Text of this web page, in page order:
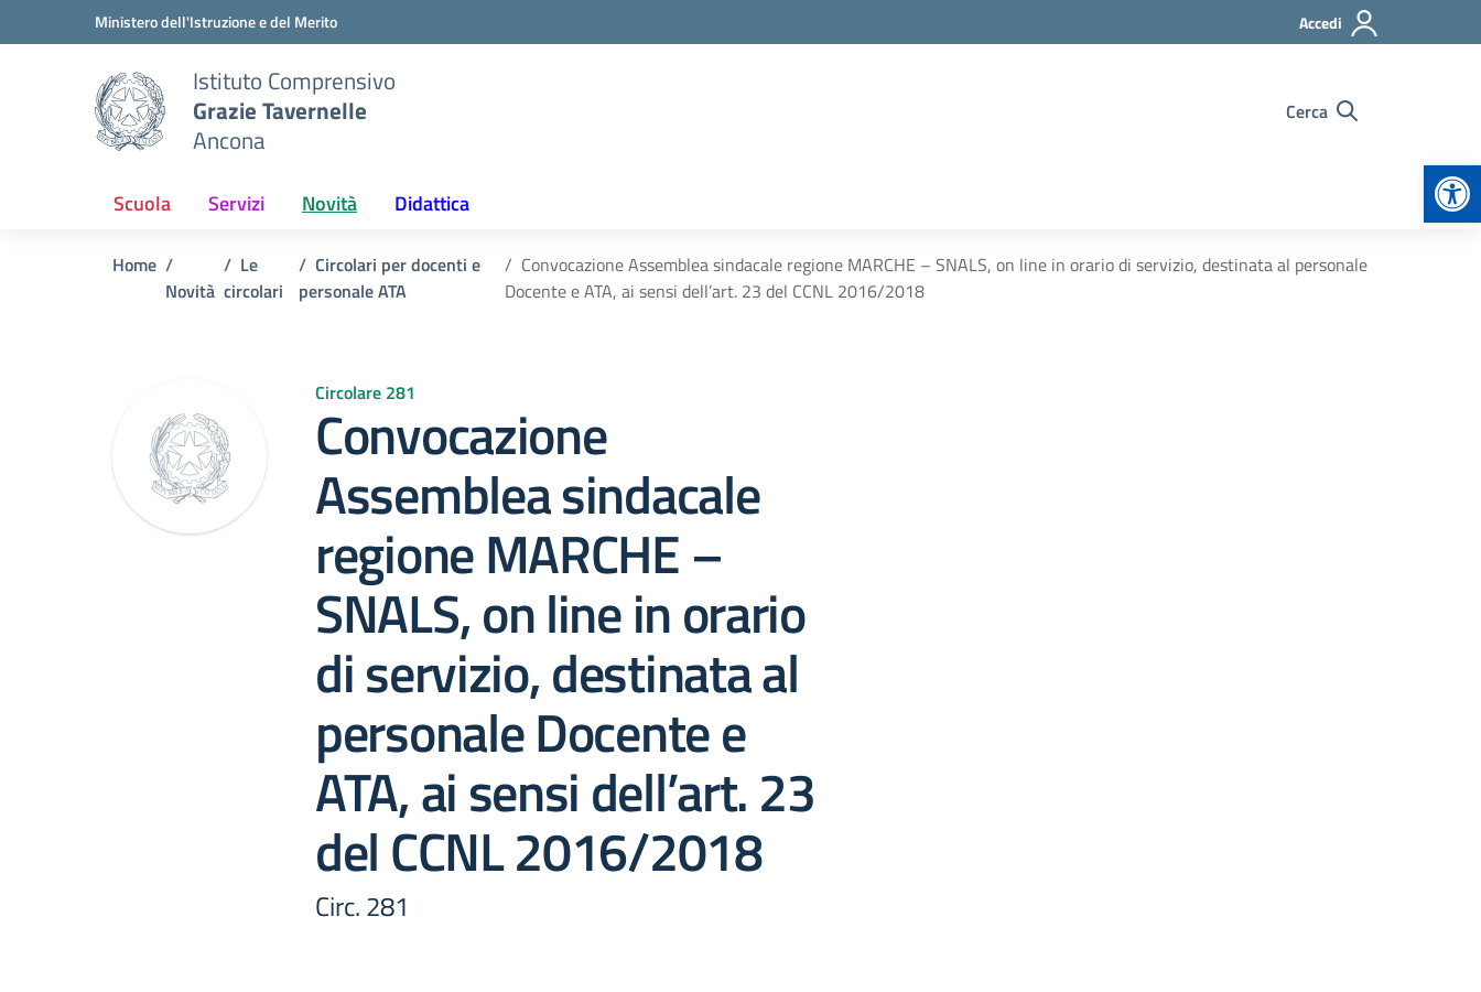
Vai ai contenuti
Vai al menu di navigazioneMinistero dell'Istruzione e del Merito Accedi
Istituto Comprensivo
Grazie Tavernelle
Ancona
Cerca
Scuola Servizi Novità Didattica
Home
Novità
Le
circolari
Circolari per docenti e
personale ATA
Convocazione Assemblea sindacale regione MARCHE – SNALS, on line in orario di servizio, destinata al personale
Docente e ATA, ai sensi dell’art. 23 del CCNL 2016/2018
Circolare 281
Convocazione
Assemblea sindacale
regione MARCHE –
SNALS, on line in orario
di servizio, destinata al
personale Docente e
ATA, ai sensi dell’art. 23
del CCNL 2016/2018
Circ. 281